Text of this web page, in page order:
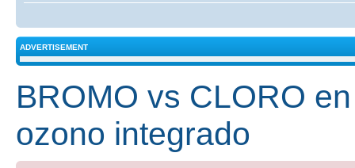
ADVERTISEMENT
BROMO vs CLORO
ozono integrado